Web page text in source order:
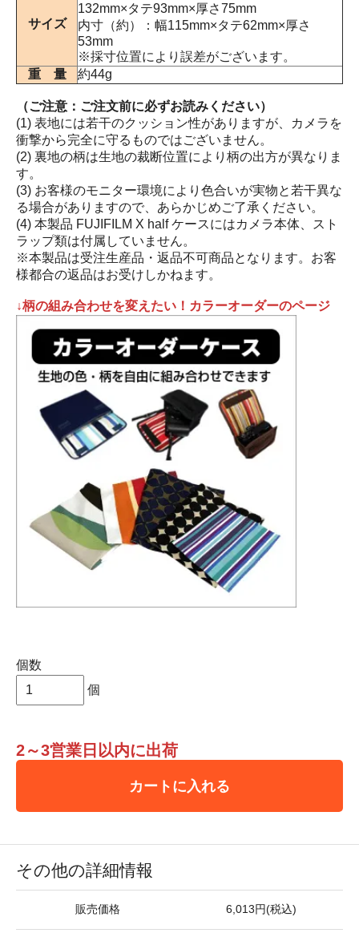
サイズ
132mm×タテ93mm×厚さ75mm
内寸（約）：幅115mm×タテ62mm×厚さ
53mm
※採寸位置により誤差がございます。
重 量
約44g
（ご注意：ご注文前に必ずお読みください）
(1) 表地には若干のクッション性がありますが、カメラを
衝撃から完全に守るものではございません。
(2) 裏地の柄は生地の裁断位置により柄の出方が異なりま
す。
(3) お客様のモニター環境により色合いが実物と若干異な
る場合がありますので、あらかじめご了承ください。
(4) 本製品 FUJIFILM X half ケースにはカメラ本体、スト
ラップ類は付属していません。
※本製品は受注生産品・返品不可商品となります。お客
様都合の返品はお受けしかねます。
↓柄の組み合わせを変えたい！カラーオーダーのページ
個数
個
2～3営業日以内に出荷
カートに入れる
その他の詳細情報
販売価格 6,013円(税込)